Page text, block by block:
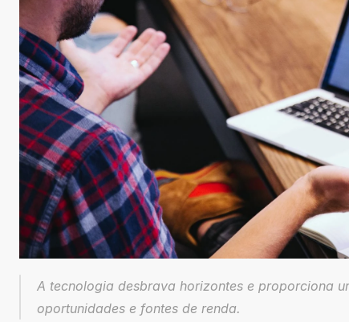
A tecnologia desbrava horizontes e proporciona
oportunidades e fontes de renda.